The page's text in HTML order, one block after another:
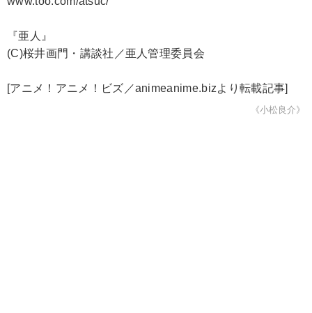
『亜人』
(C)桜井画門・講談社／亜人管理委員会
[アニメ！アニメ！ビズ／animeanime.bizより転載記事]
《小松良介》